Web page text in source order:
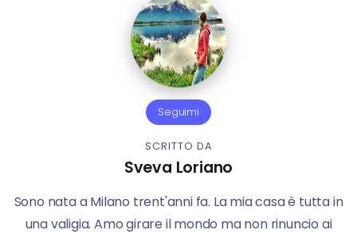
Seguimi
SCRITTO DA
Sveva Loriano
Sono nata a Milano trent'anni fa. La mia casa è tutta in
una valigia. Amo girare il mondo ma non rinuncio ai